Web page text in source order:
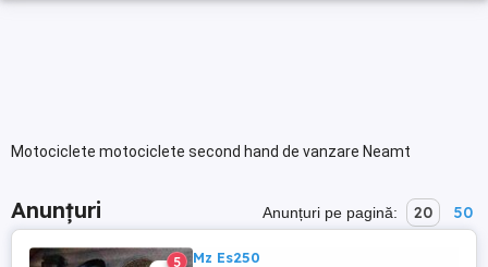
Motociclete motociclete second hand de vanzare Neamt
Anunțuri Anunțuri pe pagină: 20 50
5 Mz Es250